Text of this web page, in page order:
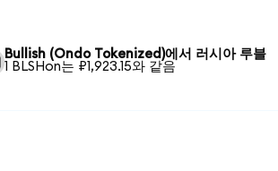
Bullish (Ondo Tokenized)에서 러시아 루블
1 BLSHon는 ₽1,923.15와 같음